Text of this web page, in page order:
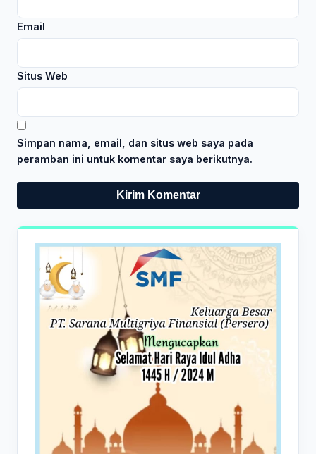
Email
Situs Web
Simpan nama, email, dan situs web saya pada
peramban ini untuk komentar saya berikutnya.